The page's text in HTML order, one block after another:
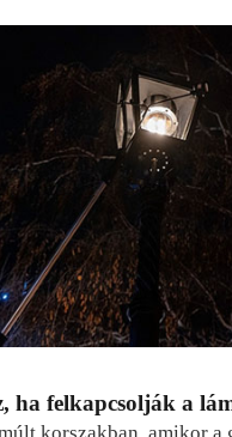
ha felkapcsolják a